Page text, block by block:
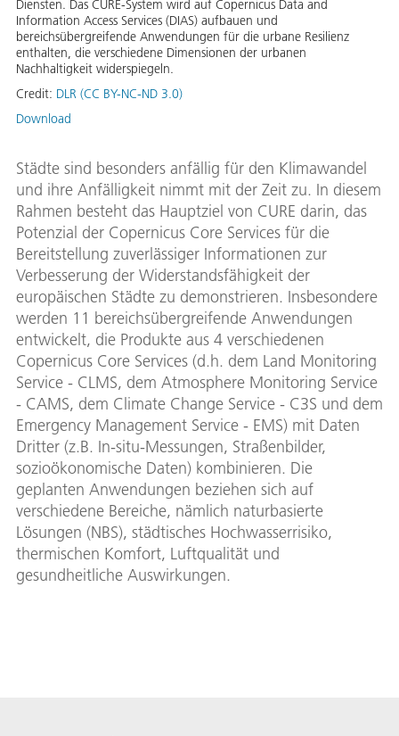
Diensten. Das CURE-System wird auf Copernicus Data and
Information Access Services (DIAS) aufbauen und
bereichsübergreifende Anwendungen für die urbane Resilienz
enthalten, die verschiedene Dimensionen der urbanen
Nachhaltigkeit widerspiegeln.
Credit: DLR (CC BY-NC-ND 3.0)
Download
Städte sind besonders anfällig für den Klimawandel
und ihre Anfälligkeit nimmt mit der Zeit zu. In diesem
Rahmen besteht das Hauptziel von CURE darin, das
Potenzial der Copernicus Core Services für die
Bereitstellung zuverlässiger Informationen zur
Verbesserung der Widerstandsfähigkeit der
europäischen Städte zu demonstrieren. Insbesondere
werden 11 bereichsübergreifende Anwendungen
entwickelt, die Produkte aus 4 verschiedenen
Copernicus Core Services (d.h. dem Land Monitoring
Service - CLMS, dem Atmosphere Monitoring Service
- CAMS, dem Climate Change Service - C3S und dem
Emergency Management Service - EMS) mit Daten
Dritter (z.B. In-situ-Messungen, Straßenbilder,
sozioökonomische Daten) kombinieren. Die
geplanten Anwendungen beziehen sich auf
verschiedene Bereiche, nämlich naturbasierte
Lösungen (NBS), städtisches Hochwasserrisiko,
thermischen Komfort, Luftqualität und
gesundheitliche Auswirkungen.